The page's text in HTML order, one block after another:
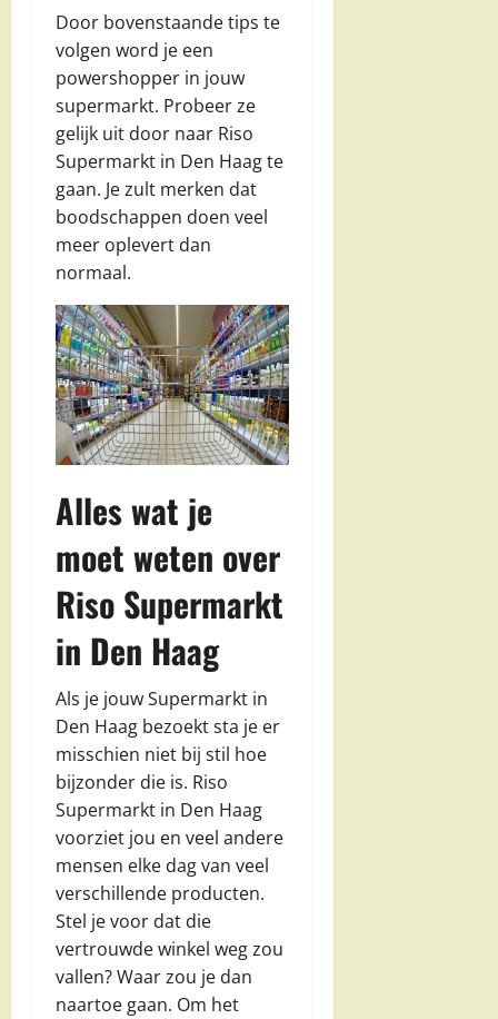
Door bovenstaande tips te
volgen word je een
powershopper in jouw
supermarkt. Probeer ze
gelijk uit door naar Riso
Supermarkt in Den Haag te
gaan. Je zult merken dat
boodschappen doen veel
meer oplevert dan
normaal.
Alles wat je
moet weten over
Riso Supermarkt
in Den Haag
Als je jouw Supermarkt in
Den Haag bezoekt sta je er
misschien niet bij stil hoe
bijzonder die is. Riso
Supermarkt in Den Haag
voorziet jou en veel andere
mensen elke dag van veel
verschillende producten.
Stel je voor dat die
vertrouwde winkel weg zou
vallen? Waar zou je dan
naartoe gaan. Om het